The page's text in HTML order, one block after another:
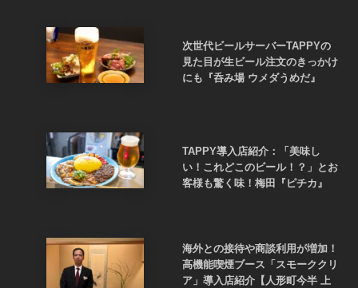
次世代ビールサーバーTAPPYの
見た目が生ビール注文のきっかけ
にも『呑み場 ウメダうめだ』
TAPPY導入店紹介：「美味し
い！これどこのビール！？」とお
客様も驚く味！梅田『ピチカ』
海外との接待や商談利用が増加！
高機能喫煙ブース「スモーククリ
ア」導入店紹介【人形町今半 上